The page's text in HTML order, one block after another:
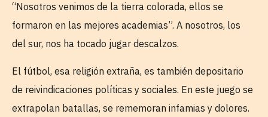
“Nosotros venimos de la tierra colorada, ellos se
formaron en las mejores academias”. A nosotros, los
del sur, nos ha tocado jugar descalzos.
El fútbol, esa religión extraña, es también depositario
de reivindicaciones políticas y sociales. En este juego se
extrapolan batallas, se rememoran infamias y dolores.